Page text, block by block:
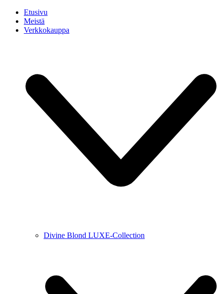
Etusivu
Meistä
Verkkokauppa
Divine Blond LUXE-Collection